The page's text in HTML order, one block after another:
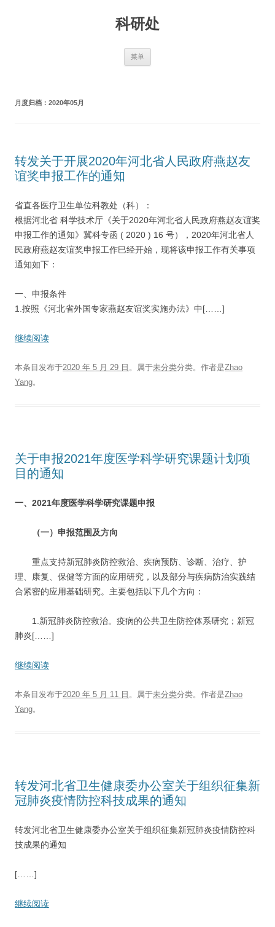
科研处
菜单
月度归档： 2020年05月
转发关于开展2020年河北省人民政府燕赵友
谊奖申报工作的通知
省直各医疗卫生单位科教处（科）：
根据河北省 科学技术厅《关于2020年河北省人民政府燕赵友谊奖
申报工作的通知》冀科专函 ( 2020 ) 16 号），2020年河北省人
民政府燕赵友谊奖申报工作巳经开始，现将该申报工作有关事项
通知如下：
一、申报条件
1.按照《河北省外国专家燕赵友谊奖实施办法》中[……]
继续阅读
本条目发布于2020 年 5 月 29 日 。属于未分类分类。 作者是Zhao
Yang。
关于申报2021年度医学科学研究课题计划项
目的通知
一、2021年度医学科学研究课题申报
（一）申报范围及方向
重点支持新冠肺炎防控救治、疾病预防、诊断、治疗、护
理、康复、保健等方面的应用研究，以及部分与疾病防治实践结
合紧密的应用基础研究。主要包括以下几个方向：
1.新冠肺炎防控救治。疫病的公共卫生防控体系研究；新冠
肺炎[……]
继续阅读
本条目发布于2020 年 5 月 11 日 。属于未分类分类。 作者是Zhao
Yang。
转发河北省卫生健康委办公室关于组织征集新
冠肺炎疫情防控科技成果的通知
转发河北省卫生健康委办公室关于组织征集新冠肺炎疫情防控科
技成果的通知
[……]
继续阅读